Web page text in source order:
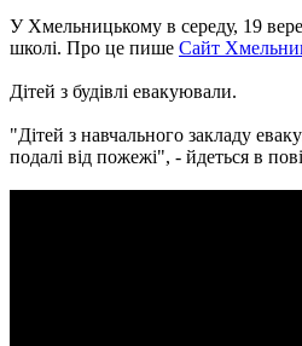
У Хмельницькому в середу, 19
школі. Про це пише Сайт
Дітей з будівлі евакуювали.
"Дітей з навчального закладу
подалі від пожежі", - йдеться в